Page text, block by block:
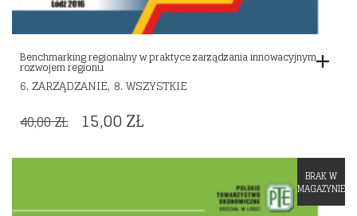
Benchmarking regionalny w praktyce zarządzania innowacyjnym
rozwojem regionu
6. ZARZĄDZANIE, 8. WSZYSTKIE
40,00ZŁ ORIGINAL
WAS:
15,00ZŁCURRENT
IS:
BRAK W
MAGAZYNIE